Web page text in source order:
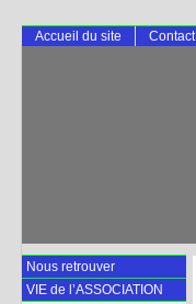
Accueil du site Contact
Nous retrouver
VIE de l’ASSOCIATION